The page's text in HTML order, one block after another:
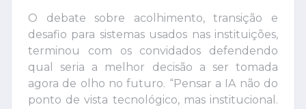
O debate sobre acolhimento, transição e
desafio para sistemas usados nas instituições,
terminou com os convidados defendendo
qual seria a melhor decisão a ser tomada
agora de olho no futuro. “Pensar a IA não do
ponto de vista tecnológico, mas institucional.